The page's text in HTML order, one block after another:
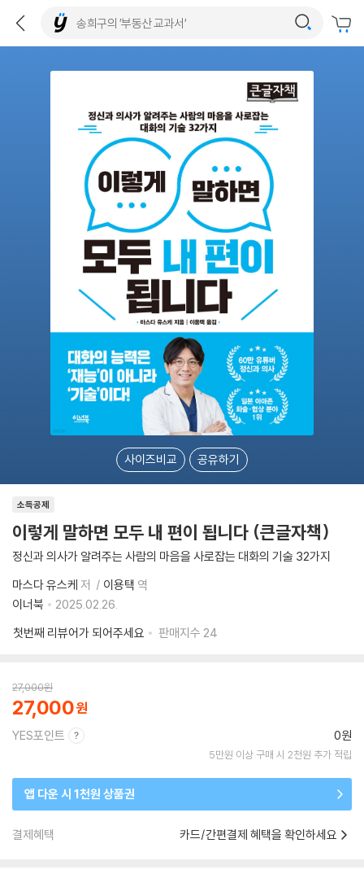
사이즈비교 공유하기
소득공제
이렇게 말하면 모두 내 편이 됩니다 (큰글자책)
정신과 의사가 알려주는 사람의 마음을 사로잡는 대화의 기술 32가지
마스다 유스케 저 이용택 역
이너북
2025.02.26.
첫번째 리뷰어가 되어주세요
판매지수 24
27,000원
27,000
YES포인트 0원
5만원 이상 구매 시 2천원 추가 적립
앱 다운 시 1천원 상품권
결제혜택 카드/간편결제 혜택을 확인하세요